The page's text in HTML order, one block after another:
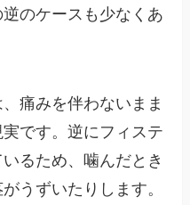
のケースも少なくあ
痛みを伴わないまま
です。逆にフィステ
るため、噛んだとき
うずいたりします。